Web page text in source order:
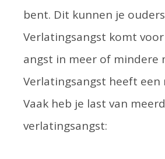
bent. Dit kunnen je
Verlatingsangst komt
angst in meer of mindere
Verlatingsangst heeft
Vaak heb je last van
verlatingsangst: